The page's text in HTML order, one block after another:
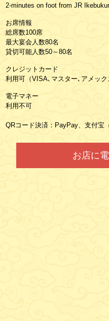
2-minutes on foot from JR
お席情報
総席数100席
最大宴会人数80名
貸切可能人数50～80名
クレジットカード
利用可（VISA､マスター､アメック
電子マネー
利用不可
QRコード決済：PayPay、支付宝
お店に